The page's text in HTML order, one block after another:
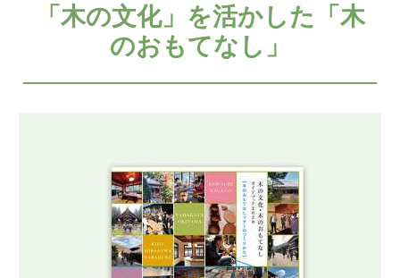
「木の文化」を活かした「木
のおもてなし」